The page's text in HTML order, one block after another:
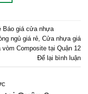
Báo giá cửa nhựa
ngủ giá rẻ Cửa nhựa giá
Composite tại Quận 12
Để lại bình luận